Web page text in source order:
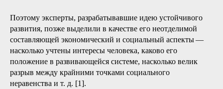
Поэтому эксперты, разрабатывавшие идею устойчивого
развития, позже выделили в качестве его неотделимой
составляющей экономический и социальный аспекты —
насколько учтены интересы человека, каково его
положение в развивающейся системе, насколько велик
разрыв между крайними точками социального
неравенства и т. д. [1].